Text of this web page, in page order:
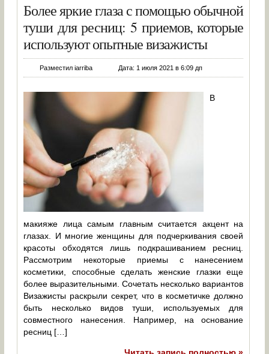
Более яркие глаза с помощью обычной
туши для ресниц: 5 приемов, которые
используют опытные визажисты
Разместил iarriba Дата: 1 июля 2021 в 6:09 дп
В
макияже лица самым главным считается акцент на
глазах. И многие женщины для подчеркивания своей
красоты обходятся лишь подкрашиванием ресниц.
Рассмотрим некоторые приемы с нанесением
косметики, способные сделать женские глазки еще
более выразительными. Сочетать несколько вариантов
Визажисты раскрыли секрет, что в косметичке должно
быть несколько видов туши, используемых для
совместного нанесения. Например, на основание
ресниц […]